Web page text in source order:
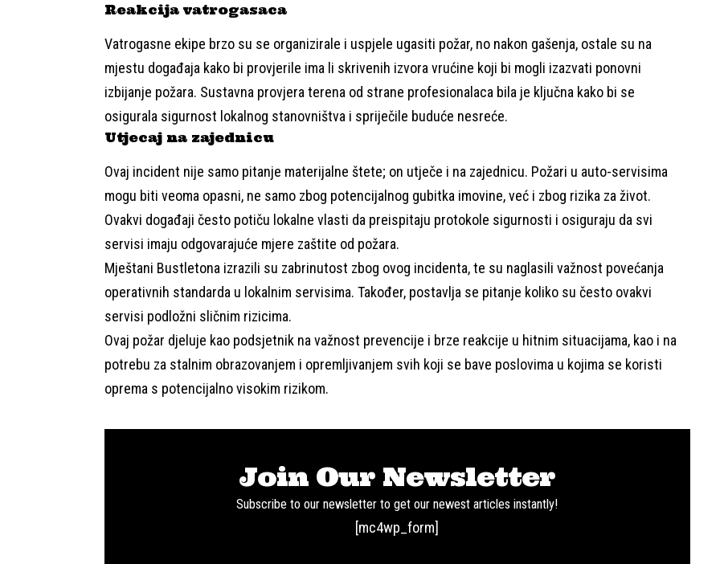
Reakcija vatrogasaca
Vatrogasne ekipe brzo su se organizirale i uspjele ugasiti požar, no nakon gašenja, ostale su na
mjestu događaja kako bi provjerile ima li skrivenih izvora vrućine koji bi mogli izazvati ponovni
izbijanje požara. Sustavna provjera terena od strane profesionalaca bila je ključna kako bi se
osigurala sigurnost lokalnog stanovništva i spriječile buduće nesreće.
Utjecaj na zajednicu
Ovaj incident nije samo pitanje materijalne štete; on utječe i na zajednicu. Požari u auto-servisima
mogu biti veoma opasni, ne samo zbog potencijalnog gubitka imovine, već i zbog rizika za život.
Ovakvi događaji često potiču lokalne vlasti da preispitaju protokole sigurnosti i osiguraju da svi
servisi imaju odgovarajuće mjere zaštite od požara.
Mještani Bustletona izrazili su zabrinutost zbog ovog incidenta, te su naglasili važnost povećanja
operativnih standarda u lokalnim servisima. Također, postavlja se pitanje koliko su često ovakvi
servisi podložni sličnim rizicima.
Ovaj požar djeluje kao podsjetnik na važnost prevencije i brze reakcije u hitnim situacijama, kao i na
potrebu za stalnim obrazovanjem i opremljivanjem svih koji se bave poslovima u kojima se koristi
oprema s potencijalno visokim rizikom.
Join Our Newsletter
Subscribe to our newsletter to get our newest articles instantly!
[mc4wp_form]